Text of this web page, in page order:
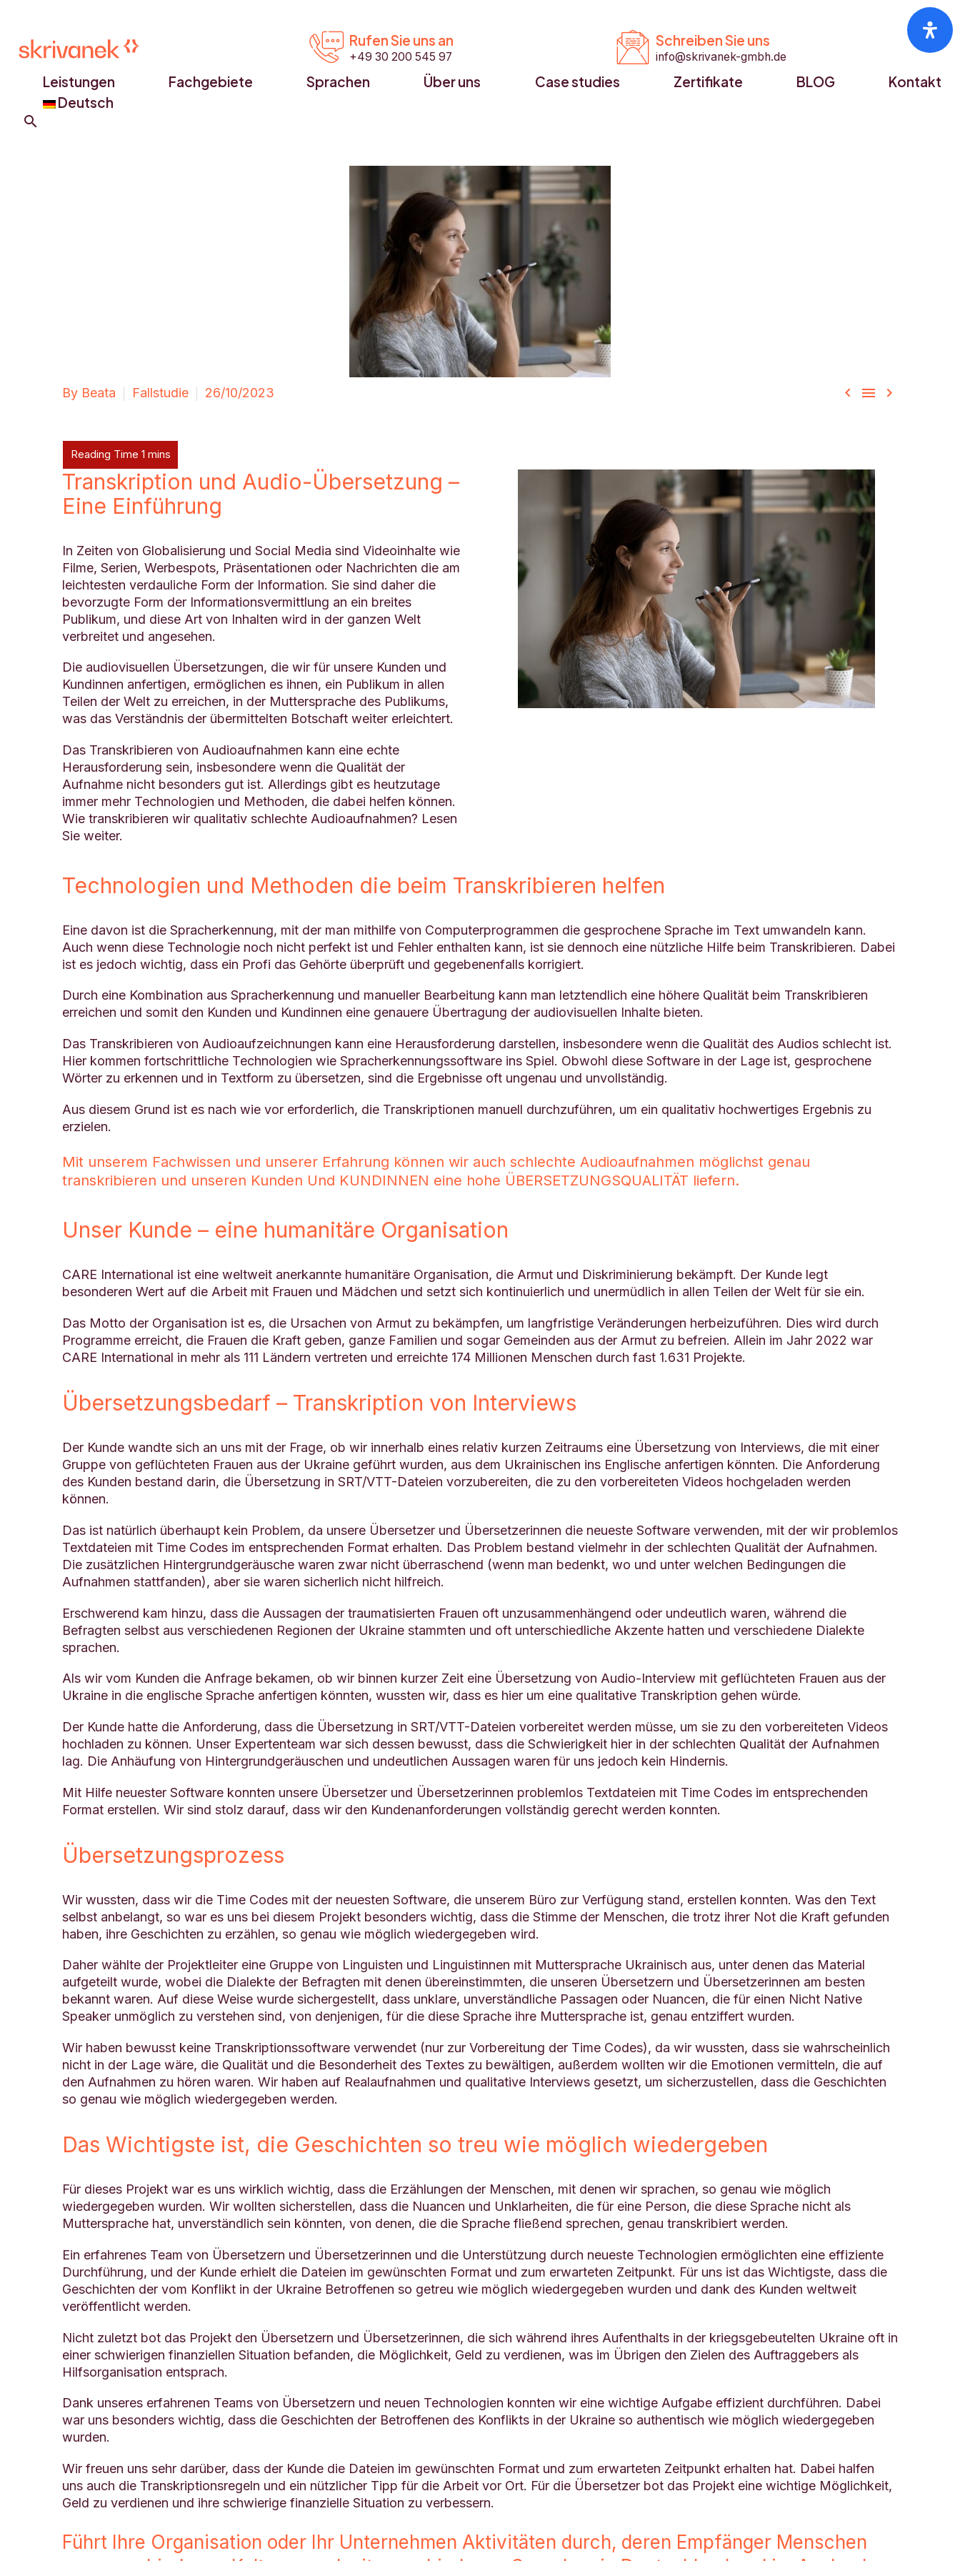

 Rufen Sie uns an
+49 30 200 545 97 
 Schreiben Sie uns
info@skrivanek-gmbh.de
Leistungen Fachgebiete Sprachen Über uns Case studies Zertifikate BLOG
Kontakt
Deutsch
  
By Beata Fallstudie 26/10/2023
Transkription und Audio-Übersetzung –
Eine Einführung
In Zeiten von Globalisierung und Social Media sind Videoinhalte wie
Filme, Serien, Werbespots, Präsentationen oder Nachrichten die am
leichtesten verdauliche Form der Information. Sie sind daher die
bevorzugte Form der Informationsvermittlung an ein breites
Publikum, und diese Art von Inhalten wird in der ganzen Welt
verbreitet und angesehen.
Die audiovisuellen Übersetzungen, die wir für unsere Kunden und
Kundinnen anfertigen, ermöglichen es ihnen, ein Publikum in allen
Teilen der Welt zu erreichen, in der Muttersprache des Publikums,
was das Verständnis der übermittelten Botschaft weiter erleichtert.
Das Transkribieren von Audioaufnahmen kann eine echte
Herausforderung sein, insbesondere wenn die Qualität der
Aufnahme nicht besonders gut ist. Allerdings gibt es heutzutage
immer mehr Technologien und Methoden, die dabei helfen können.
Wie transkribieren wir qualitativ schlechte Audioaufnahmen? Lesen
Sie weiter.
Technologien und Methoden die beim Transkribieren helfen
Eine davon ist die Spracherkennung, mit der man mithilfe von Computerprogrammen die gesprochene Sprache im Text umwandeln kann.
Auch wenn diese Technologie noch nicht perfekt ist und Fehler enthalten kann, ist sie dennoch eine nützliche Hilfe beim Transkribieren. Dabei
ist es jedoch wichtig, dass ein Profi das Gehörte überprüft und gegebenenfalls korrigiert.
Durch eine Kombination aus Spracherkennung und manueller Bearbeitung kann man letztendlich eine höhere Qualität beim Transkribieren
erreichen und somit den Kunden und Kundinnen eine genauere Übertragung der audiovisuellen Inhalte bieten.
Das Transkribieren von Audioaufzeichnungen kann eine Herausforderung darstellen, insbesondere wenn die Qualität des Audios schlecht ist.
Hier kommen fortschrittliche Technologien wie Spracherkennungssoftware ins Spiel. Obwohl diese Software in der Lage ist, gesprochene
Wörter zu erkennen und in Textform zu übersetzen, sind die Ergebnisse oft ungenau und unvollständig.
Aus diesem Grund ist es nach wie vor erforderlich, die Transkriptionen manuell durchzuführen, um ein qualitativ hochwertiges Ergebnis zu
erzielen.
Mit unserem Fachwissen und unserer Erfahrung können wir auch schlechte Audioaufnahmen möglichst genau
transkribieren und unseren Kunden Und KUNDINNEN eine hohe ÜBERSETZUNGSQUALITÄT liefern.
Unser Kunde – eine humanitäre Organisation
CARE International ist eine weltweit anerkannte humanitäre Organisation, die Armut und Diskriminierung bekämpft. Der Kunde legt
besonderen Wert auf die Arbeit mit Frauen und Mädchen und setzt sich kontinuierlich und unermüdlich in allen Teilen der Welt für sie ein.
Das Motto der Organisation ist es, die Ursachen von Armut zu bekämpfen, um langfristige Veränderungen herbeizuführen. Dies wird durch
Programme erreicht, die Frauen die Kraft geben, ganze Familien und sogar Gemeinden aus der Armut zu befreien. Allein im Jahr 2022 war
CARE International in mehr als 111 Ländern vertreten und erreichte 174 Millionen Menschen durch fast 1.631 Projekte.
Übersetzungsbedarf – Transkription von Interviews
Der Kunde wandte sich an uns mit der Frage, ob wir innerhalb eines relativ kurzen Zeitraums eine Übersetzung von Interviews, die mit einer
Gruppe von geflüchteten Frauen aus der Ukraine geführt wurden, aus dem Ukrainischen ins Englische anfertigen könnten. Die Anforderung
des Kunden bestand darin, die Übersetzung in SRT/VTT-Dateien vorzubereiten, die zu den vorbereiteten Videos hochgeladen werden
können.
Das ist natürlich überhaupt kein Problem, da unsere Übersetzer und Übersetzerinnen die neueste Software verwenden, mit der wir problemlos
Textdateien mit Time Codes im entsprechenden Format erhalten. Das Problem bestand vielmehr in der schlechten Qualität der Aufnahmen.
Die zusätzlichen Hintergrundgeräusche waren zwar nicht überraschend (wenn man bedenkt, wo und unter welchen Bedingungen die
Aufnahmen stattfanden), aber sie waren sicherlich nicht hilfreich.
Erschwerend kam hinzu, dass die Aussagen der traumatisierten Frauen oft unzusammenhängend oder undeutlich waren, während die
Befragten selbst aus verschiedenen Regionen der Ukraine stammten und oft unterschiedliche Akzente hatten und verschiedene Dialekte
sprachen.
Als wir vom Kunden die Anfrage bekamen, ob wir binnen kurzer Zeit eine Übersetzung von Audio-Interview mit geflüchteten Frauen aus der
Ukraine in die englische Sprache anfertigen könnten, wussten wir, dass es hier um eine qualitative Transkription gehen würde.
Der Kunde hatte die Anforderung, dass die Übersetzung in SRT/VTT-Dateien vorbereitet werden müsse, um sie zu den vorbereiteten Videos
hochladen zu können. Unser Expertenteam war sich dessen bewusst, dass die Schwierigkeit hier in der schlechten Qualität der Aufnahmen
lag. Die Anhäufung von Hintergrundgeräuschen und undeutlichen Aussagen waren für uns jedoch kein Hindernis.
Mit Hilfe neuester Software konnten unsere Übersetzer und Übersetzerinnen problemlos Textdateien mit Time Codes im entsprechenden
Format erstellen. Wir sind stolz darauf, dass wir den Kundenanforderungen vollständig gerecht werden konnten.
Übersetzungsprozess
Wir wussten, dass wir die Time Codes mit der neuesten Software, die unserem Büro zur Verfügung stand, erstellen konnten. Was den Text
selbst anbelangt, so war es uns bei diesem Projekt besonders wichtig, dass die Stimme der Menschen, die trotz ihrer Not die Kraft gefunden
haben, ihre Geschichten zu erzählen, so genau wie möglich wiedergegeben wird.
Daher wählte der Projektleiter eine Gruppe von Linguisten und Linguistinnen mit Muttersprache Ukrainisch aus, unter denen das Material
aufgeteilt wurde, wobei die Dialekte der Befragten mit denen übereinstimmten, die unseren Übersetzern und Übersetzerinnen am besten
bekannt waren. Auf diese Weise wurde sichergestellt, dass unklare, unverständliche Passagen oder Nuancen, die für einen Nicht Native
Speaker unmöglich zu verstehen sind, von denjenigen, für die diese Sprache ihre Muttersprache ist, genau entziffert wurden.
Wir haben bewusst keine Transkriptionssoftware verwendet (nur zur Vorbereitung der Time Codes), da wir wussten, dass sie wahrscheinlich
nicht in der Lage wäre, die Qualität und die Besonderheit des Textes zu bewältigen, außerdem wollten wir die Emotionen vermitteln, die auf
den Aufnahmen zu hören waren. Wir haben auf Realaufnahmen und qualitative Interviews gesetzt, um sicherzustellen, dass die Geschichten
so genau wie möglich wiedergegeben werden.
Das Wichtigste ist, die Geschichten so treu wie möglich wiedergeben
Für dieses Projekt war es uns wirklich wichtig, dass die Erzählungen der Menschen, mit denen wir sprachen, so genau wie möglich
wiedergegeben wurden. Wir wollten sicherstellen, dass die Nuancen und Unklarheiten, die für eine Person, die diese Sprache nicht als
Muttersprache hat, unverständlich sein könnten, von denen, die die Sprache fließend sprechen, genau transkribiert werden.
Ein erfahrenes Team von Übersetzern und Übersetzerinnen und die Unterstützung durch neueste Technologien ermöglichten eine effiziente
Durchführung, und der Kunde erhielt die Dateien im gewünschten Format und zum erwarteten Zeitpunkt. Für uns ist das Wichtigste, dass die
Geschichten der vom Konflikt in der Ukraine Betroffenen so getreu wie möglich wiedergegeben wurden und dank des Kunden weltweit
veröffentlicht werden.
Nicht zuletzt bot das Projekt den Übersetzern und Übersetzerinnen, die sich während ihres Aufenthalts in der kriegsgebeutelten Ukraine oft in
einer schwierigen finanziellen Situation befanden, die Möglichkeit, Geld zu verdienen, was im Übrigen den Zielen des Auftraggebers als
Hilfsorganisation entsprach.
Dank unseres erfahrenen Teams von Übersetzern und neuen Technologien konnten wir eine wichtige Aufgabe effizient durchführen. Dabei
war uns besonders wichtig, dass die Geschichten der Betroffenen des Konflikts in der Ukraine so authentisch wie möglich wiedergegeben
wurden.
Wir freuen uns sehr darüber, dass der Kunde die Dateien im gewünschten Format und zum erwarteten Zeitpunkt erhalten hat. Dabei halfen
uns auch die Transkriptionsregeln und ein nützlicher Tipp für die Arbeit vor Ort. Für die Übersetzer bot das Projekt eine wichtige Möglichkeit,
Geld zu verdienen und ihre schwierige finanzielle Situation zu verbessern.
Führt Ihre Organisation oder Ihr Unternehmen Aktivitäten durch, deren Empfänger Menschen